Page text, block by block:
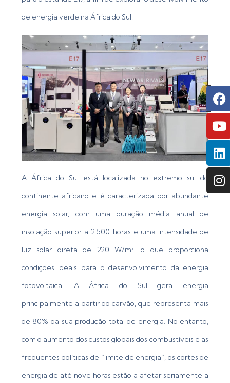
de energia verde na África do Sul.
A África do Sul está localizada no extremo sul do
continente africano e é caracterizada por abundante
energia solar, com uma duração média anual de
insolação superior a 2.500 horas e uma intensidade de
luz solar direta de 220 W/m², o que proporciona
condições ideais para o desenvolvimento da energia
fotovoltaica. A África do Sul gera energia
principalmente a partir do carvão, que representa mais
de 80% da sua produção total de energia. No entanto,
com o aumento dos custos globais dos combustíveis e as
frequentes políticas de “limite de energia”, os cortes de
energia de até nove horas estão a afetar seriamente a